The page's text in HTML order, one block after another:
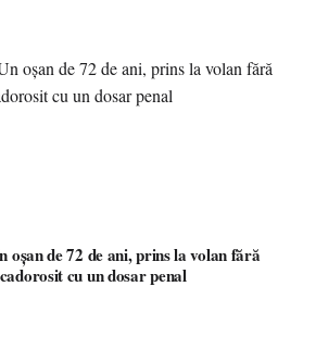
de 72 de ani, prins la volan fără
cu un dosar penal